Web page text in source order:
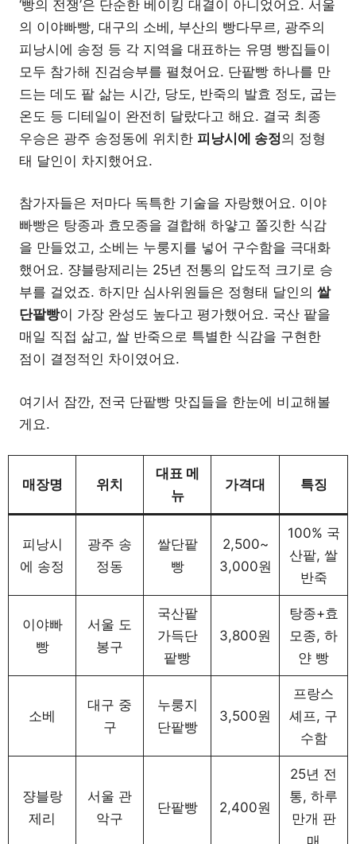
‘빵의 전쟁’은 단순한 베이킹 대결이 아니었어요. 서울
의 이야빠빵, 대구의 소베, 부산의 빵다무르, 광주의
피낭시에 송정 등 각 지역을 대표하는 유명 빵집들이
모두 참가해 진검승부를 펼쳤어요. 단팥빵 하나를 만
드는 데도 팥 삶는 시간, 당도, 반죽의 발효 정도, 굽는
온도 등 디테일이 완전히 달랐다고 해요. 결국 최종
우승은 광주 송정동에 위치한 피낭시에 송정의 정형
태 달인이 차지했어요.
참가자들은 저마다 독특한 기술을 자랑했어요. 이야
빠빵은 탕종과 효모종을 결합해 하얗고 쫄깃한 식감
을 만들었고, 소베는 누룽지를 넣어 구수함을 극대화
했어요. 쟝블랑제리는 25년 전통의 압도적 크기로 승
부를 걸었죠. 하지만 심사위원들은 정형태 달인의 쌀
단팥빵이 가장 완성도 높다고 평가했어요. 국산 팥을
매일 직접 삶고, 쌀 반죽으로 특별한 식감을 구현한
점이 결정적인 차이였어요.
여기서 잠깐, 전국 단팥빵 맛집들을 한눈에 비교해볼
게요.
매장명 위치
대표 메
뉴
가격대 특징
피낭시
에 송정
광주 송
정동
쌀단팥
빵
2,500~
3,000원
100% 국
산팥, 쌀
반죽
이야빠
빵
서울 도
봉구
국산팥
가득단
팥빵
3,800원
탕종+효
모종, 하
얀 빵
소베
대구 중
구
누룽지
단팥빵
3,500원
프랑스
셰프, 구
수함
쟝블랑
제리
서울 관
악구
단팥빵 2,400원
25년 전
통, 하루
만개 판